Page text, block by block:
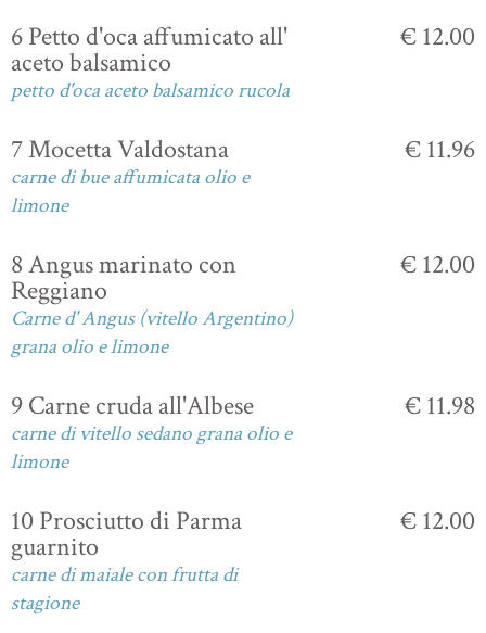
6 Petto d'oca affumicato all'
aceto balsamico
petto d'oca aceto balsamico rucola
€ 12.00
7 Mocetta Valdostana
carne di bue affumicata olio e
limone
€ 11.96
8 Angus marinato con
Reggiano
Carne d' Angus (vitello Argentino)
grana olio e limone
€ 12.00
9 Carne cruda all'Albese
carne di vitello sedano grana olio e
limone
€ 11.98
10 Prosciutto di Parma
guarnito
carne di maiale con frutta di
stagione
€ 12.00